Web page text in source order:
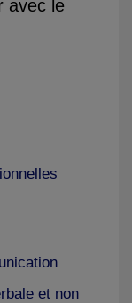
avec le
et non